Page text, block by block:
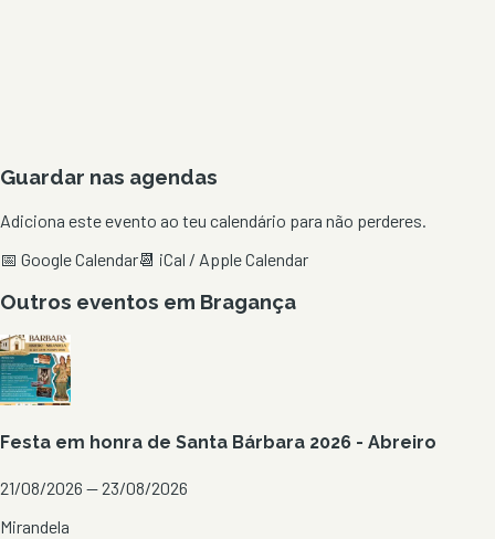
Guardar nas agendas
Adiciona este evento ao teu calendário para não perderes.
📅 Google Calendar📆 iCal / Apple Calendar
Outros eventos em Bragança
Festa em honra de Santa Bárbara 2026 - Abreiro
21/08/2026 — 23/08/2026
Mirandela